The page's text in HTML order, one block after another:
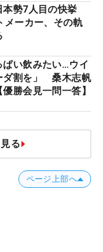
本勢7人目の快挙
メーカー、その軌
ぱい飲みたい…ウイ
ダ割を」 桑木志帆
勝会見一問一答】
る
ページ上部へ